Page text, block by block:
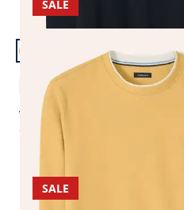
Artikel 5 von 24.
SALE
Leicht-Sweatshirt
4,6 (10)
ab € 69,99
ab € 39,99
SALE